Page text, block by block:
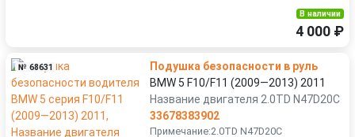
В наличии
4 000 ₽
№ 68631
Подушка безопасности в руль
BMW 5 F10/F11 (2009—2013) 2011
Название двигателя 2.0TD N47D20C
33678383902
Примечание:2.0TD N47D20C